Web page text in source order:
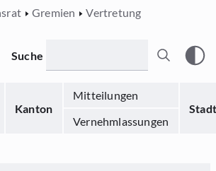
Gremien Vertretung
Kanton
Mitteilungen
Stadt
Vernehmlassungen
Suche